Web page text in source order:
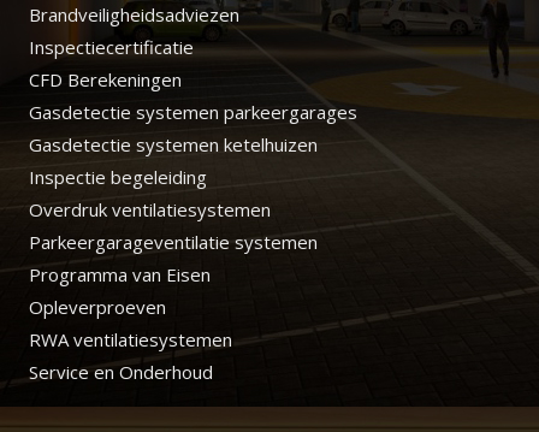
Brandveiligheidsadviezen
Inspectiecertificatie
CFD Berekeningen
Gasdetectie systemen parkeergarages
Gasdetectie systemen ketelhuizen
Inspectie begeleiding
Overdruk ventilatiesystemen
Parkeergarageventilatie systemen
Programma van Eisen
Opleverproeven
RWA ventilatiesystemen
Service en Onderhoud